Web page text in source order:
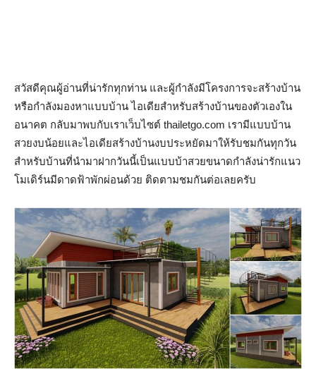
สวัสดีคุณผู้อ่านที่น่ารักทุกท่าน และผู้กำลังมีโครงการจะสร้างบ้าน
หรือกำลังมองหาแบบบ้าน ไอเดียสำหรับสร้างบ้านของตัวเองใน
อนาคต กลับมาพบกับเราเว็บไซต์ thailetgo.com เรามีแบบบ้าน
สวยงบน้อยและไอเดียสร้างบ้านงบประหยัดมาให้รับชมกันทุกวัน
สำหรับบ้านที่นำมาฝากวันนี้เป็นแบบบ้าสวยขนาดกำลังน่ารักแนว
โมเดิร์นมีดาดฟ้าพักผ่อนด้วย ติดตามชมกันต่อเลยครับ